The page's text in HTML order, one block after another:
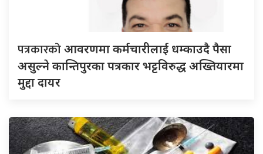
पत्रकारकोआवरणमा कर्मचारीलाई धम्काउदै पैसा
असुल्ने कान्तिपुरका पत्रकार भट्टविरुद्ध अख्तियारमा
मुद्दा दायर